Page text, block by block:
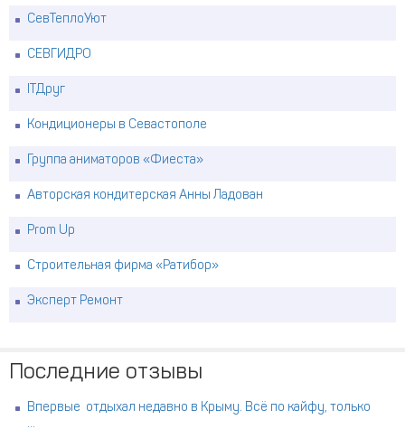
СевТеплоУют
СЕВГИДРО
ITДруг
Кондиционеры в Севастополе
Группа аниматоров «Фиеста»
Авторская кондитерская Анны Ладован
Prom Up
Строительная фирма «Ратибор»
Эксперт Ремонт
Последние отзывы
Впервые отдыхал недавно в Крыму. Всё по кайфу, только
...